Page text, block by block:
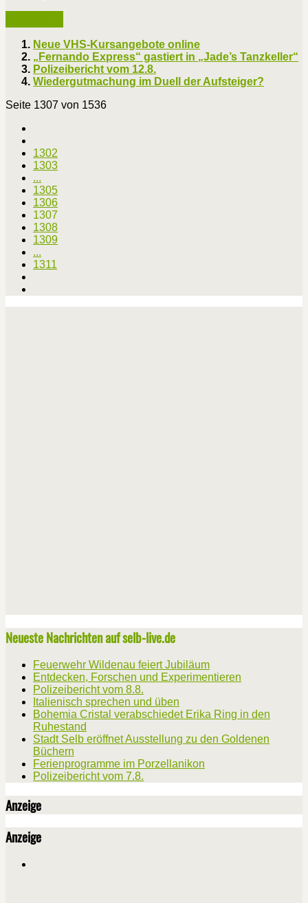
Neue VHS-Kursangebote online
„Fernando Express“ gastiert in „Jade’s Tanzkeller“
Polizeibericht vom 12.8.
Wiedergutmachung im Duell der Aufsteiger?
Seite 1307 von 1536
1302
1303
...
1305
1306
1307
1308
1309
...
1311
Neueste Nachrichten auf selb-live.de
Feuerwehr Wildenau feiert Jubiläum
Entdecken, Forschen und Experimentieren
Polizeibericht vom 8.8.
Italienisch sprechen und üben
Bohemia Cristal verabschiedet Erika Ring in den
Ruhestand
Stadt Selb eröffnet Ausstellung zu den Goldenen
Büchern
Ferienprogramme im Porzellanikon
Polizeibericht vom 7.8.
Anzeige
Anzeige